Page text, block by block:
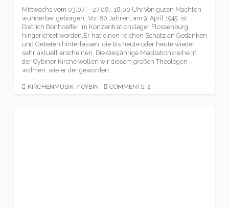
Mittwochs vom 03.07. – 27.08., 18.00 UhrVon guten Mächten
wunderbar geborgen…Vor 80 Jahren, am 9. April 1945, ist
Dietrich Bonhoeffer im Konzentrationslager Flossenbürg
hingerichtet worden.Er hat einen reichen Schatz an Gedanken
und Gebeten hinterlassen, die bis heute oder heute wieder
sehr aktuell erscheinen. Die diesjährige Meditationsreihe in
der Oybiner Kirche wollen wir diesem großen Theologen
widmen: wie er der geworden...
CATEGORIES
KIRCHENMUSIK / OYBIN COMMENTS: 2